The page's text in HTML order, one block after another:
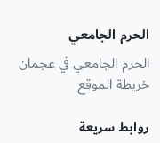
الحرم الجامعي
الحرم الجامعي في عجمان
خريطة الموقع
روابط سريعة